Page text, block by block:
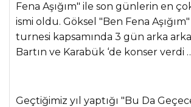
Fena Aşığım" ile son günlerin en
ismi oldu. Göksel "Ben Fena
turnesi kapsamında 3 gün arka
Bartın ve Karabük ‘de konser verdi
Geçtiğimiz yıl yaptığı "Bu Da